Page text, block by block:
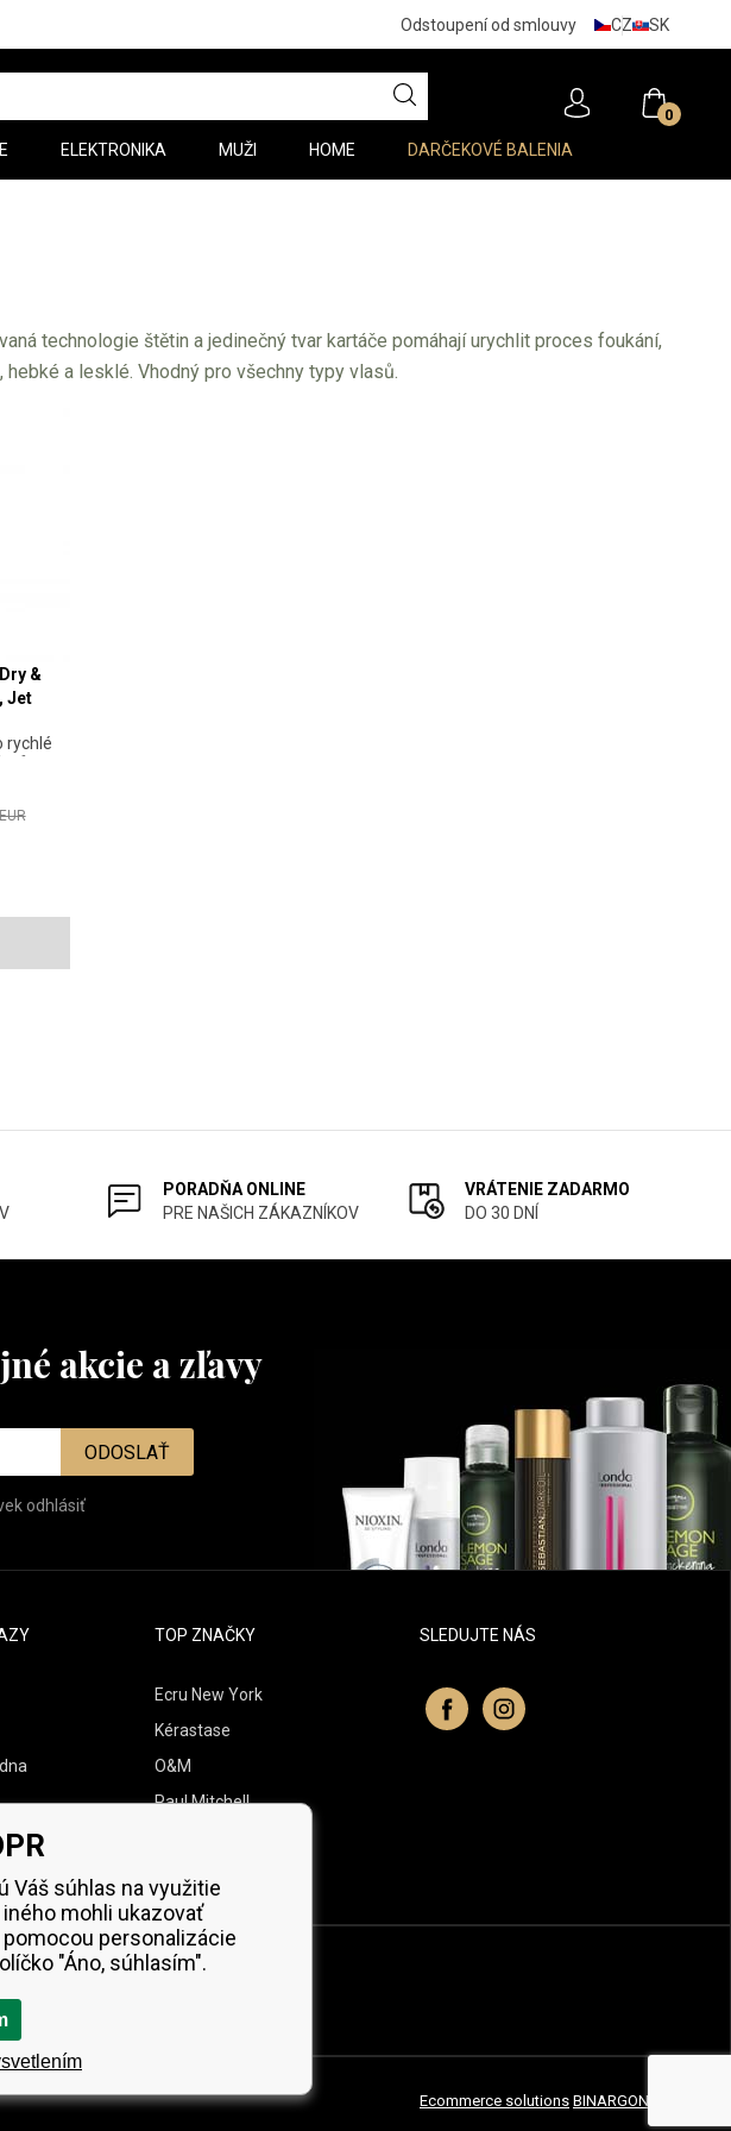
Odstoupení od smlouvy CZ SK
0
ELEKTRONIKA MUŽI HOME DARČEKOVÉ BALENIA
technologie štětin a jedinečný tvar kartáče pomáhají urychlit proces foukání,
a lesklé. Vhodný pro všechny typy vlasů.
&
Jet
rychlé
PORADŇA ONLINE
PRE NAŠICH ZÁKAZNÍKOV
VRÁTENIE ZADARMO
DO 30 DNÍ
akcie a zľavy
ODOSLAŤ
odhlásiť
TOP ZNAČKY
Ecru New York
Kérastase
O&M
Paul Mitchell
SLEDUJTE NÁS
Ecommerce solutions BINARGON.cz
Váš súhlas na využitie
mohli ukazovať
personalizácie
"Áno, súhlasím".